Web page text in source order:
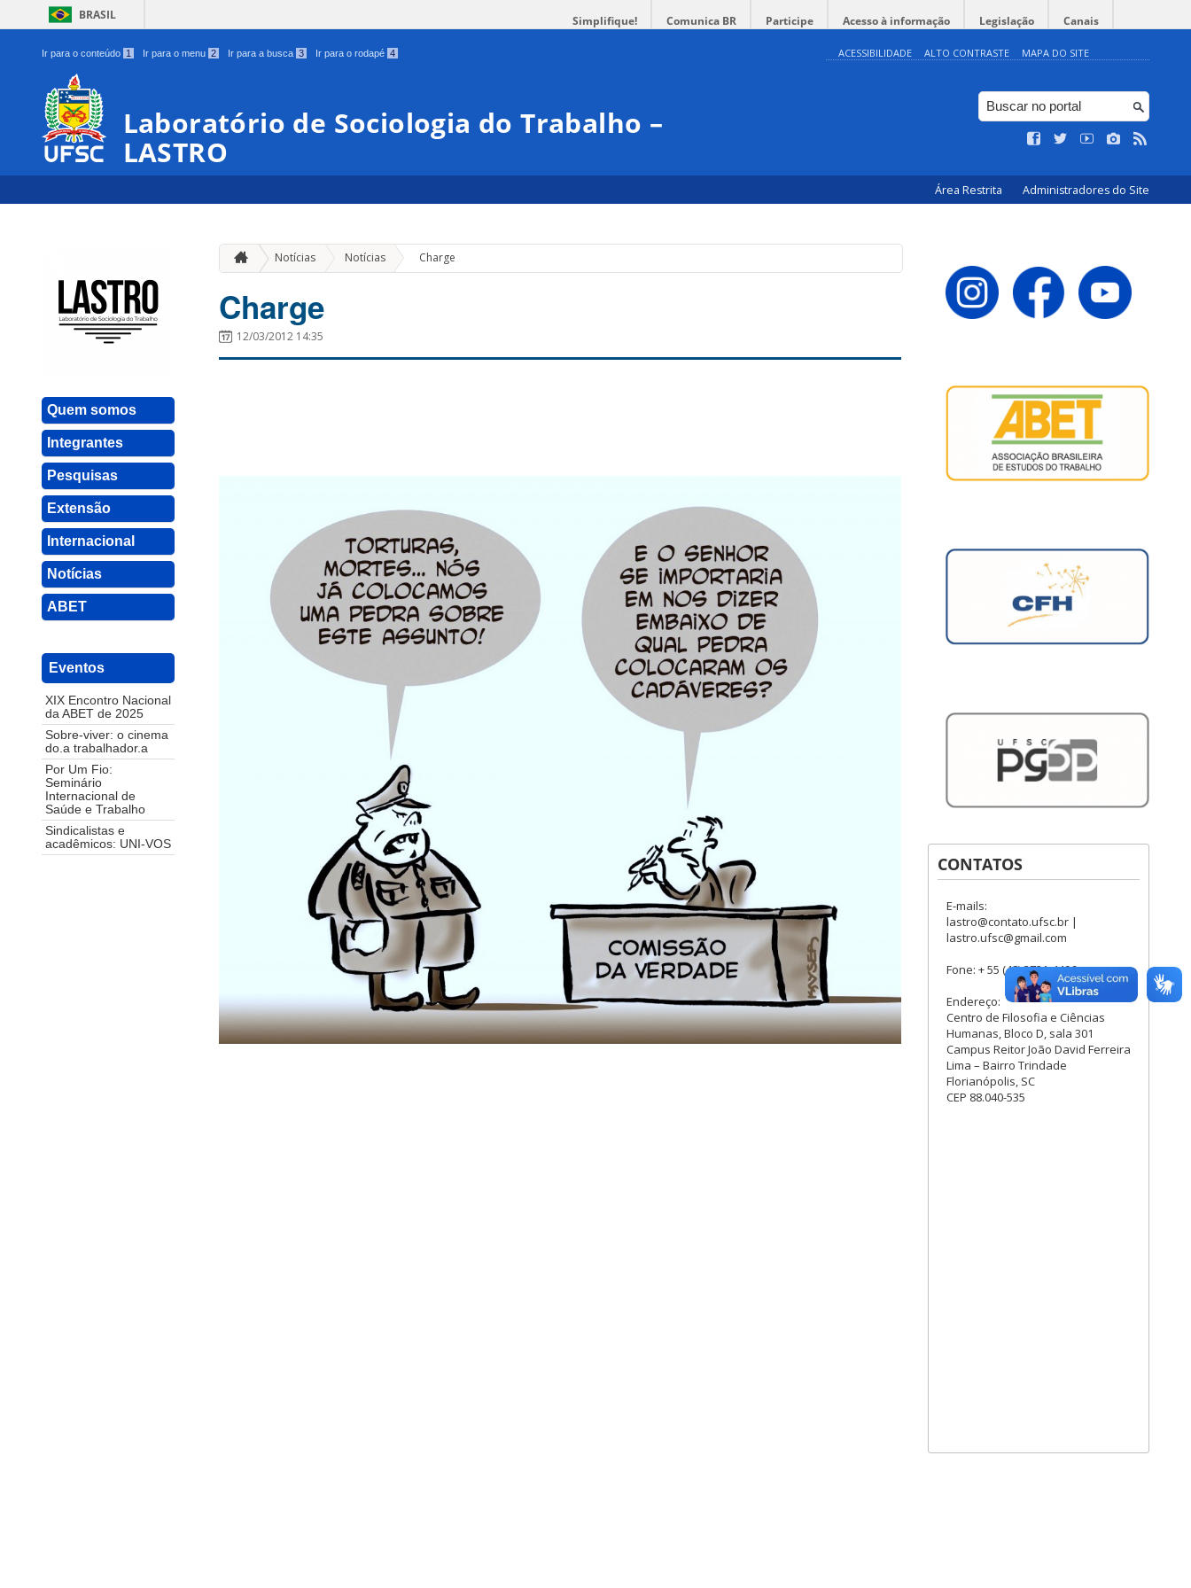
BRASIL Simplifique! Comunica BR Participe Acesso à informação Legislação Canais
Ir para o conteúdo 1 Ir para o menu 2 Ir para a busca 3 Ir para o rodapé 4 ACESSIBILIDADE ALTO CONTRASTE MAPA DO SITE
Laboratório de Sociologia do Trabalho –
LASTRO
Área Restrita Administradores do Site
Quem somos
Integrantes
Pesquisas
Extensão
Internacional
Notícias
ABET
Eventos
XIX Encontro Nacional
da ABET de 2025
Sobre-viver: o cinema
do.a trabalhador.a
Por Um Fio:
Seminário
Internacional de
Saúde e Trabalho
Sindicalistas e
acadêmicos: UNI-VOS
Notícias Notícias » Charge
Charge
12/03/2012 14:35
CONTATOS
E-mails:
lastro@contato.ufsc.br |
lastro.ufsc@gmail.com
Fone: + 55 (48) 3721-4496
Endereço:
Centro de Filosofia e Ciências
Humanas, Bloco D, sala 301
Campus Reitor João David Ferreira
Lima – Bairro Trindade
Florianópolis, SC
CEP 88.040-535